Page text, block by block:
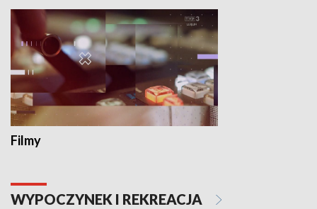
Filmy
WYPOCZYNEK I REKREACJA